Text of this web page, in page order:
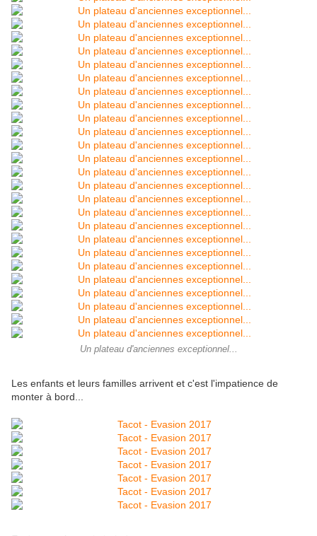
Un plateau d'anciennes exceptionnel...
Les enfants et leurs familles arrivent et c'est l'impatience de
monter à bord...